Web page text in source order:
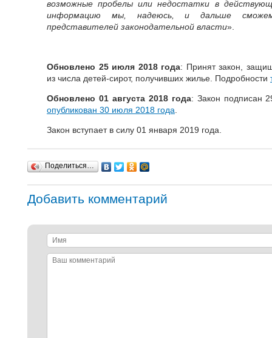
возможные пробелы или недостатки в
информацию мы, надеюсь, и дальше
представителей законодательной власти».
Обновлено 25 июля 2018 года: Принят закон,
из числа детей-сирот, получивших жилье. Подробности
Обновлено 01 августа 2018 года: Закон подписан
опубликован 30 июля 2018 года
Закон вступает в силу 01 января 2019 года.
Поделиться…
Добавить комментарий
Имя
Ваш